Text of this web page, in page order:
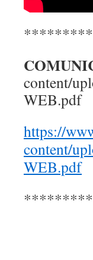
content/
WEB.pdf
https://
content/
WEB.pdf